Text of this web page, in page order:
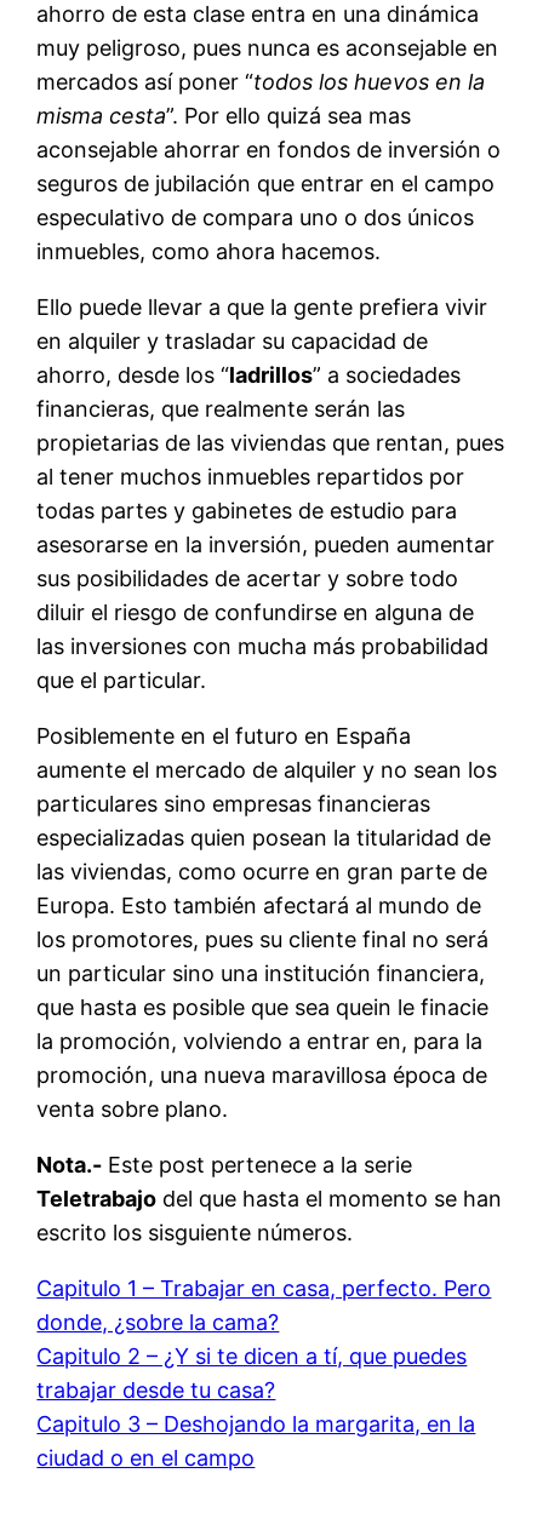
ahorro de esta clase entra en una dinámica
muy peligroso, pues nunca es aconsejable en
mercados así poner “todos los huevos en la
misma cesta”. Por ello quizá sea mas
aconsejable ahorrar en fondos de inversión o
seguros de jubilación que entrar en el campo
especulativo de compara uno o dos únicos
inmuebles, como ahora hacemos.
Ello puede llevar a que la gente prefiera vivir
en alquiler y trasladar su capacidad de
ahorro, desde los “ladrillos” a sociedades
financieras, que realmente serán las
propietarias de las viviendas que rentan, pues
al tener muchos inmuebles repartidos por
todas partes y gabinetes de estudio para
asesorarse en la inversión, pueden aumentar
sus posibilidades de acertar y sobre todo
diluir el riesgo de confundirse en alguna de
las inversiones con mucha más probabilidad
que el particular.
Posiblemente en el futuro en España
aumente el mercado de alquiler y no sean los
particulares sino empresas financieras
especializadas quien posean la titularidad de
las viviendas, como ocurre en gran parte de
Europa. Esto también afectará al mundo de
los promotores, pues su cliente final no será
un particular sino una institución financiera,
que hasta es posible que sea quein le finacie
la promoción, volviendo a entrar en, para la
promoción, una nueva maravillosa época de
venta sobre plano.
Nota.- Este post pertenece a la serie
Teletrabajo del que hasta el momento se han
escrito los sisguiente números.
Capitulo 1 – Trabajar en casa, perfecto. Pero
donde, ¿sobre la cama?
Capitulo 2 – ¿Y si te dicen a tí, que puedes
trabajar desde tu casa?
Capitulo 3 – Deshojando la margarita, en la
ciudad o en el campo